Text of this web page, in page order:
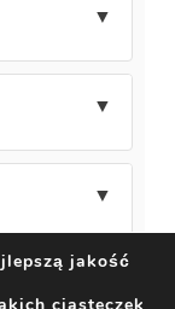
▼
▼
▼
jakość